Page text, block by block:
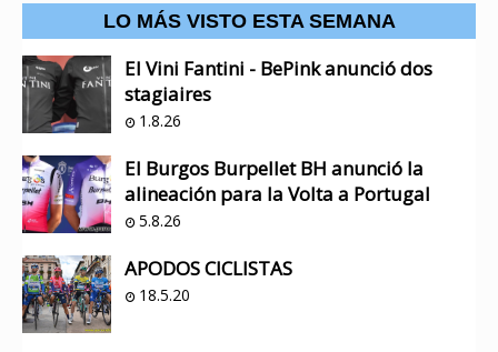
LO MÁS VISTO ESTA SEMANA
El Vini Fantini - BePink anunció dos
stagiaires
1.8.26
El Burgos Burpellet BH anunció la
alineación para la Volta a Portugal
5.8.26
APODOS CICLISTAS
18.5.20